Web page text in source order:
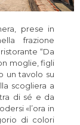
prese in
frazione
“Da
moglie, figli
un tavolo su
scogliera a
di sé e da
«l’ora in
di colori